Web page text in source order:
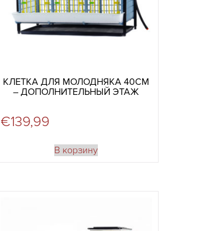
КЛЕТКА ДЛЯ МОЛОДНЯКА 40СМ
– ДОПОЛНИТЕЛЬНЫЙ ЭТАЖ
€139,99
В корзину